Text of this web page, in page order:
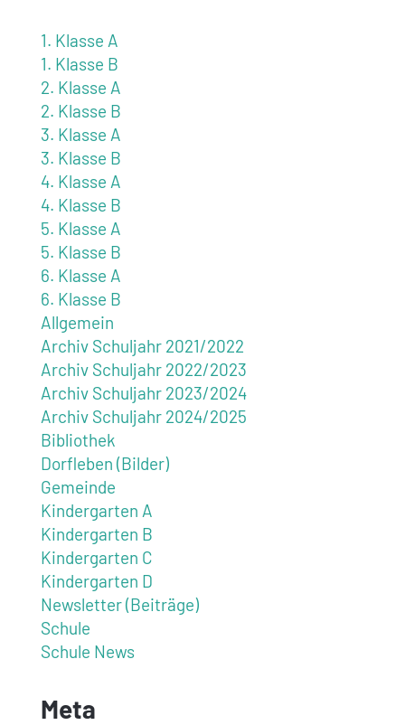
1. Klasse A
1. Klasse B
2. Klasse A
2. Klasse B
3. Klasse A
3. Klasse B
4. Klasse A
4. Klasse B
5. Klasse A
5. Klasse B
6. Klasse A
6. Klasse B
Allgemein
Archiv Schuljahr 2021/2022
Archiv Schuljahr 2022/2023
Archiv Schuljahr 2023/2024
Archiv Schuljahr 2024/2025
Bibliothek
Dorfleben (Bilder)
Gemeinde
Kindergarten A
Kindergarten B
Kindergarten C
Kindergarten D
Newsletter (Beiträge)
Schule
Schule News
Meta